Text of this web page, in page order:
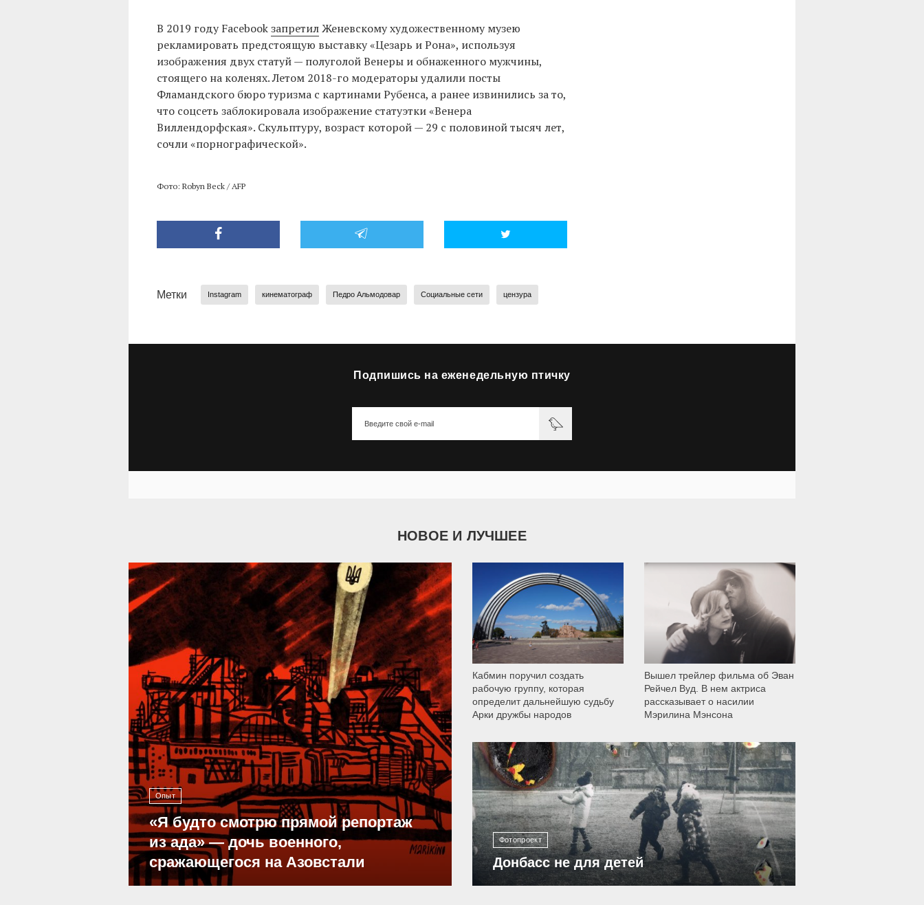
В 2019 году FacebookзапретилЖеневскому художественному музею
рекламировать предстоящую выставку «Цезарь и Рона», используя
изображения двух статуй — полуголой Венеры и обнаженного мужчины,
стоящего на коленях. Летом 2018-го модераторы удалили посты
Фламандского бюро туризма с картинами Рубенса, а ранее извинились за то,
что соцсеть заблокировала изображение статуэтки «Венера
Виллендорфская». Скульптуру, возраст которой — 29 с половиной тысяч лет,
сочли «порнографической».
Фото: Robyn Beck / AFP
Метки Instagram кинематограф Педро Альмодовар Социальные сети цензура
Подпишись на еженедельную птичку
НОВОЕ И ЛУЧШЕЕ
Опыт
«Я будто смотрю прямой репортаж
из ада» — дочь военного,
сражающегося на Азовстали
39 296
Кабмин поручил создать
рабочую группу, которая
определит дальнейшую судьбу
Арки дружбы народов
9 790
Вышел трейлер фильма об Эван
Рейчел Вуд. В нем актриса
рассказывает о насилии
Мэрилина Мэнсона
Фотопроект
Донбасс не для детей
12 306